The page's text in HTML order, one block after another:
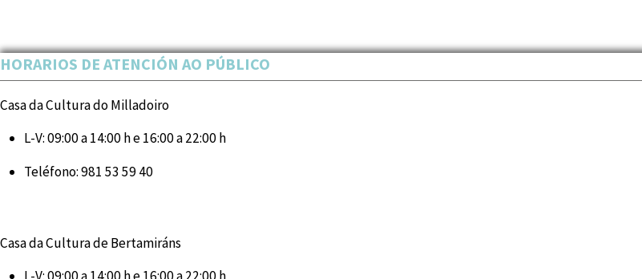
HORARIOS DE ATENCIÓN AO PÚBLICO
Casa da Cultura do Milladoiro
L-V:09:00 a 14:00 h e 16:00 a 22:00 h
Teléfono:981 53 59 40
Casa da Cultura de Bertamiráns